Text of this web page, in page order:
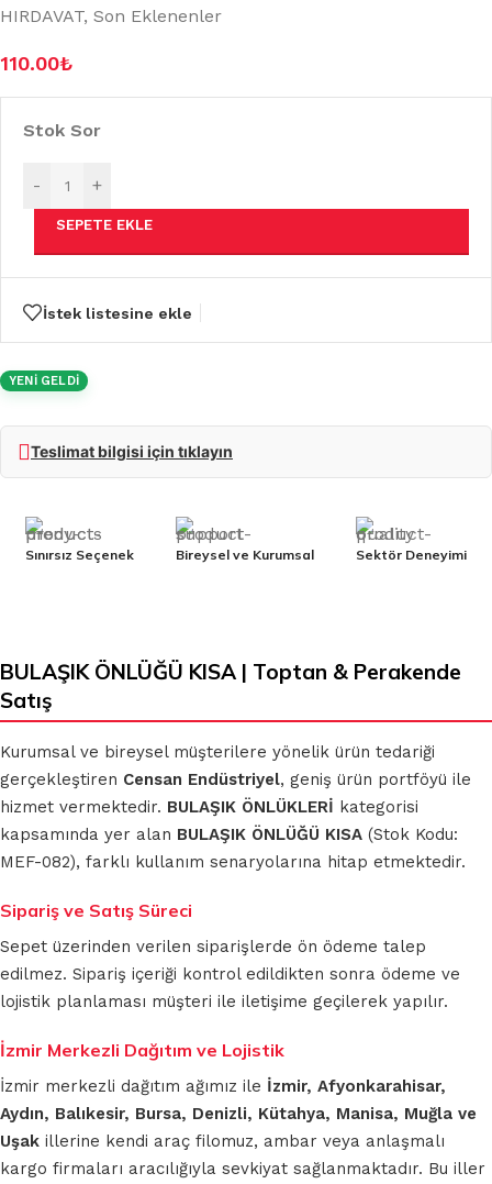
HIRDAVAT, Son Eklenenler
110.00₺
Stok Sor
- +
SEPETE EKLE
İstek listesine ekle
YENİ GELDİ
Teslimat bilgisi için tıklayın
Sınırsız Seçenek Bireysel ve Kurumsal Sektör Deneyimi
BULAŞIK ÖNLÜĞÜ KISA | Toptan & Perakende
Satış
Kurumsal ve bireysel müşterilere yönelik ürün tedariği
gerçekleştiren Censan Endüstriyel, geniş ürün portföyü ile
hizmet vermektedir. BULAŞIK ÖNLÜKLERİ kategorisi
kapsamında yer alan BULAŞIK ÖNLÜĞÜ KISA (Stok Kodu:
MEF-082), farklı kullanım senaryolarına hitap etmektedir.
Sipariş ve Satış Süreci
Sepet üzerinden verilen siparişlerde ön ödeme talep
edilmez. Sipariş içeriği kontrol edildikten sonra ödeme ve
lojistik planlaması müşteri ile iletişime geçilerek yapılır.
İzmir Merkezli Dağıtım ve Lojistik
İzmir merkezli dağıtım ağımız ile İzmir, Afyonkarahisar,
Aydın, Balıkesir, Bursa, Denizli, Kütahya, Manisa, Muğla ve
Uşak illerine kendi araç filomuz, ambar veya anlaşmalı
kargo firmaları aracılığıyla sevkiyat sağlanmaktadır. Bu iller